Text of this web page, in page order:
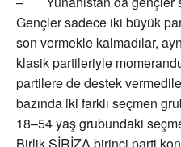
Gençler sadece iki büyük
son vermekle kalmadılar,
klasik partileriyle
partilere de destek
bazında iki farklı seçmen
18–54 yaş grubundaki